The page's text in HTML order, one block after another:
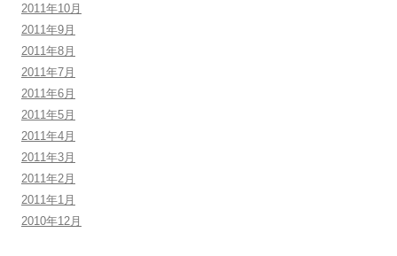
2011年10月
2011年9月
2011年8月
2011年7月
2011年6月
2011年5月
2011年4月
2011年3月
2011年2月
2011年1月
2010年12月